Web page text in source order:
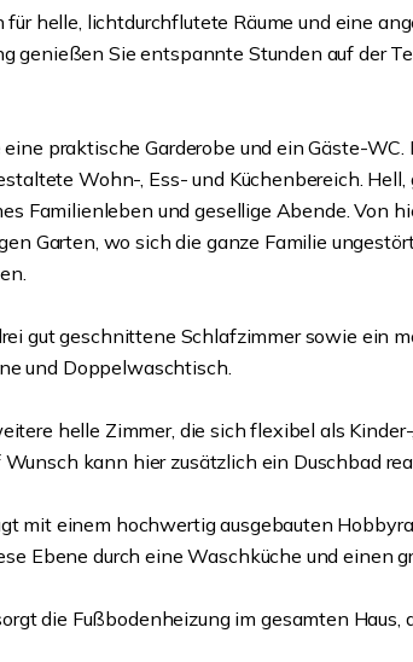
helle, lichtdurchflutete Räume und eine
genießen Sie entspannte Stunden auf der
praktische Garderobe und ein Gäste-WC.
Wohn-, Ess- und Küchenbereich. Hell,
Familienleben und gesellige Abende. Von
Garten, wo sich die ganze Familie
gut geschnittene Schlafzimmer sowie ein
und Doppelwaschtisch.
helle Zimmer, die sich flexibel als
kann hier zusätzlich ein Duschbad
mit einem hochwertig ausgebauten
Ebene durch eine Waschküche und einen
die Fußbodenheizung im gesamten Haus,